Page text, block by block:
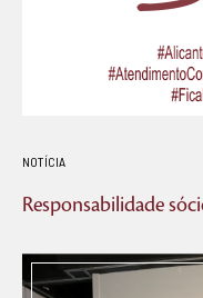
NOTÍCIA
Responsabilidade